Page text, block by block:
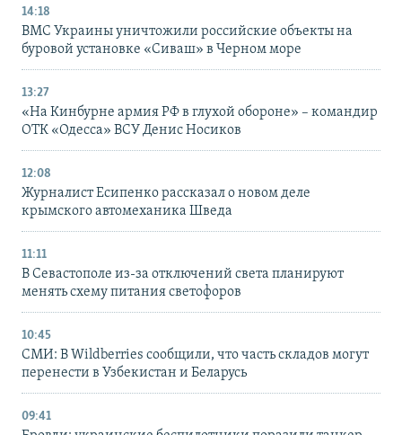
14:18
ВМС Украины уничтожили российские объекты на
буровой установке «Сиваш» в Черном море
13:27
«На Кинбурне армия РФ в глухой обороне» – командир
ОТК «Одесса» ВСУ Денис Носиков
12:08
Журналист Есипенко рассказал о новом деле
крымского автомеханика Шведа
11:11
В Севастополе из-за отключений света планируют
менять схему питания светофоров
10:45
СМИ: В Wildberries сообщили, что часть складов могут
перенести в Узбекистан и Беларусь
09:41